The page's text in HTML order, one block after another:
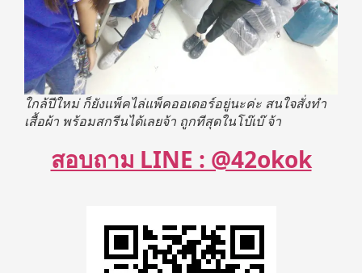
ใกล้ปีใหม่ ก็ยังแพ็คไล่แพ็คออเดอร์อยู่นะค่ะ สนใจสั่งทำ
เสื้อผ้า พร้อมสกรีนได้เลยจ้า ถูกทีสุดในโบ๊เบ๊ จ้า
สอบถาม LINE : @42okok